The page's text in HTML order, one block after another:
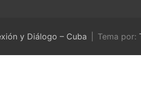
y Diálogo – Cuba Tema por: